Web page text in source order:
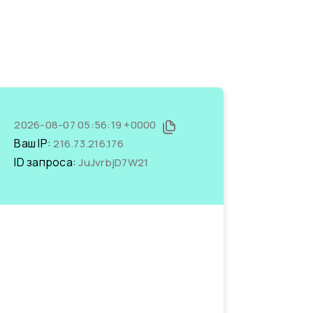
2026-08-07 05:56:19 +0000
Ваш IP:216.73.216.176
ID запроса:JuJvrbjD7W21